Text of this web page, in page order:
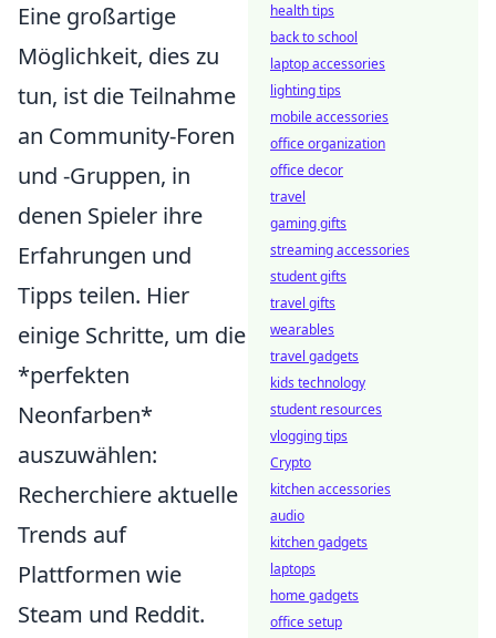
Eine großartige
Möglichkeit, dies zu
tun, ist die Teilnahme
an Community-Foren
und -Gruppen, in
denen Spieler ihre
Erfahrungen und
Tipps teilen. Hier
einige Schritte, um die
*perfekten
Neonfarben*
auszuwählen:
Recherchiere aktuelle
Trends auf
Plattformen wie
Steam und Reddit.
health tips
back to school
laptop accessories
lighting tips
mobile accessories
office organization
office decor
travel
gaming gifts
streaming accessories
student gifts
travel gifts
wearables
travel gadgets
kids technology
student resources
vlogging tips
Crypto
kitchen accessories
audio
kitchen gadgets
laptops
home gadgets
office setup